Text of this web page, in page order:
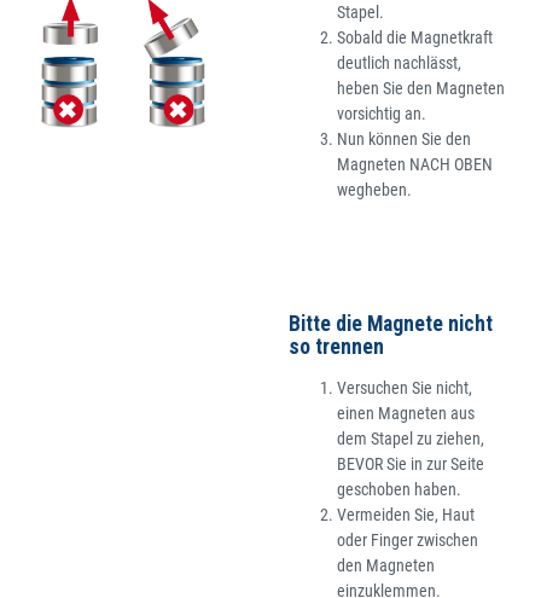
Stapel.
Sobald die Magnetkraft
deutlich nachlässt,
heben Sie den Magneten
vorsichtig an.
Nun können Sie den
Magneten NACH OBEN
wegheben.
Bitte die Magnete nicht
so trennen
Versuchen Sie nicht,
einen Magneten aus
dem Stapel zu ziehen,
BEVOR Sie in zur Seite
geschoben haben.
Vermeiden Sie, Haut
oder Finger zwischen
den Magneten
einzuklemmen.